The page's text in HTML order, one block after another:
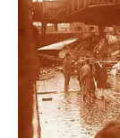
FACEBOOK
DESTAQUES